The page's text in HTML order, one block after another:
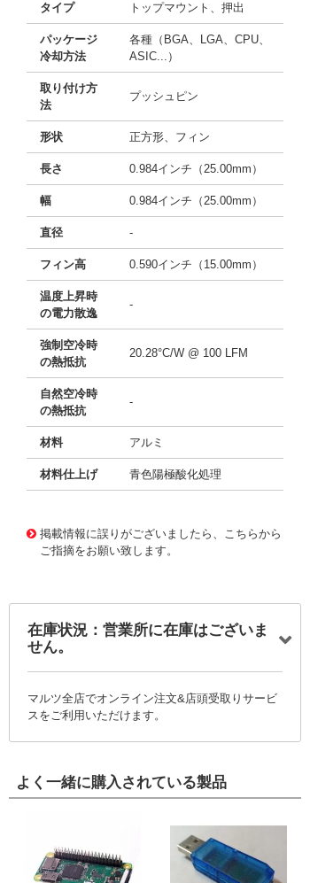
タイプ トップマウント、押出
パッケージ
冷却方法
各種（BGA、LGA、CPU、
ASIC...）
取り付け方
法
プッシュピン
形状 正方形、フィン
長さ 0.984インチ（25.00mm）
幅 0.984インチ（25.00mm）
直径 -
フィン高 0.590インチ（15.00mm）
温度上昇時
の電力散逸
-
強制空冷時
の熱抵抗
20.28°C/W @ 100 LFM
自然空冷時
の熱抵抗
-
材料 アルミ
材料仕上げ 青色陽極酸化処理
掲載情報に誤りがございましたら、こちらから
ご指摘をお願い致します。
在庫状況：営業所に在庫はございま
せん。
マルツ全店でオンライン注文&店頭受取りサービ
スをご利用いただけます。
よく一緒に購入されている製品